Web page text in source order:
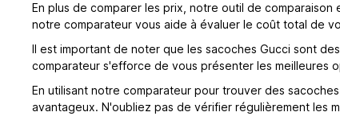
En plus de comparer les prix, notre outil de
notre comparateur vous aide à évaluer le coût total de
Il est important de noter que les sacoches Gucci sont
comparateur s'efforce de vous présenter les meilleures
En utilisant notre comparateur pour trouver des
avantageux. N'oubliez pas de vérifier régulièrement les